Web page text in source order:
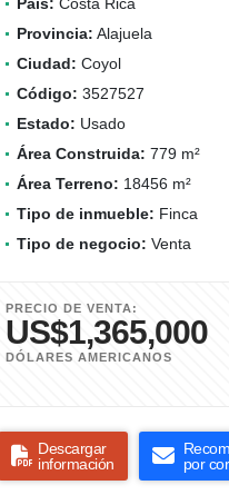
Provincia: Alajuela
Ciudad: Coyol
Código: 3527527
Estado: Usado
Área Construida: 779 m²
Área Terreno: 18456 m²
Tipo de inmueble: Finca
Tipo de negocio: Venta
PRECIO DE VENTA:
US$1,365,000
DÓLARES AMERICANOS
Descargar
información
por